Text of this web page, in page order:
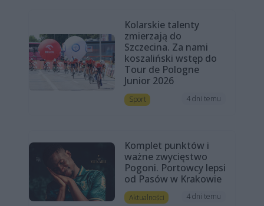
Kolarskie talenty
zmierzają do
Szczecina. Za nami
koszaliński wstęp do
Tour de Pologne
Junior 2026
Sport 4 dni temu
Komplet punktów i
ważne zwycięstwo
Pogoni. Portowcy lepsi
od Pasów w Krakowie
Aktualności 4 dni temu